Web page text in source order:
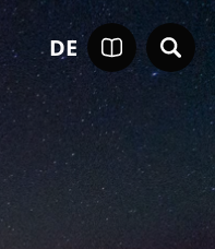
DE